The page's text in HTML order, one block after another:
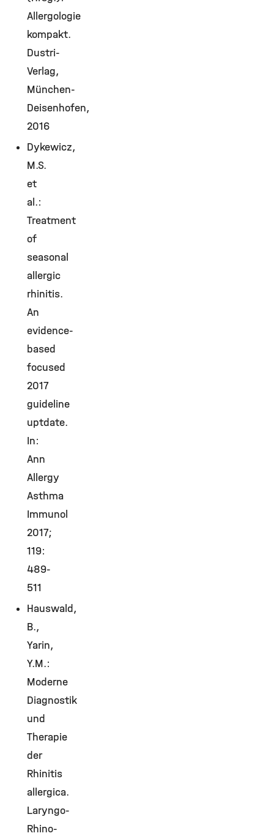
Allergologie
kompakt.
Dustri-
Verlag,
München-
Deisenhofen,
2016
Dykewicz,
M.S.
et
al.:
Treatment
of
seasonal
allergic
rhinitis.
An
evidence-
based
focused
2017
guideline
uptdate.
In:
Ann
Allergy
Asthma
Immunol
2017;
119:
489-
511
Hauswald,
B.,
Yarin,
Y.M.:
Moderne
Diagnostik
und
Therapie
der
Rhinitis
allergica.
Laryngo-
Rhino-